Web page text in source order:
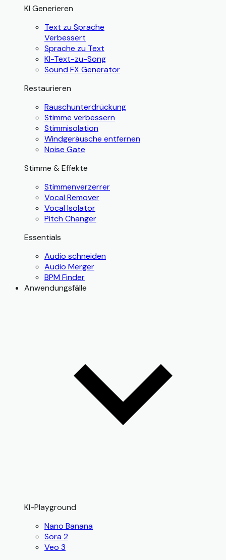
KI Generieren
Text zu Sprache
Verbessert
Sprache zu Text
KI-Text-zu-Song
Sound FX Generator
Restaurieren
Rauschunterdrückung
Stimme verbessern
Stimmisolation
Windgeräusche entfernen
Noise Gate
Stimme & Effekte
Stimmenverzerrer
Vocal Remover
Vocal Isolator
Pitch Changer
Essentials
Audio schneiden
Audio Merger
BPM Finder
Anwendungsfälle
KI-Playground
Nano Banana
Sora 2
Veo 3